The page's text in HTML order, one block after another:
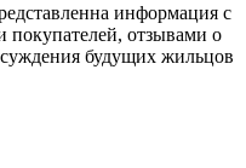
информация с
покупателей, отзывами о
будущих жильцов